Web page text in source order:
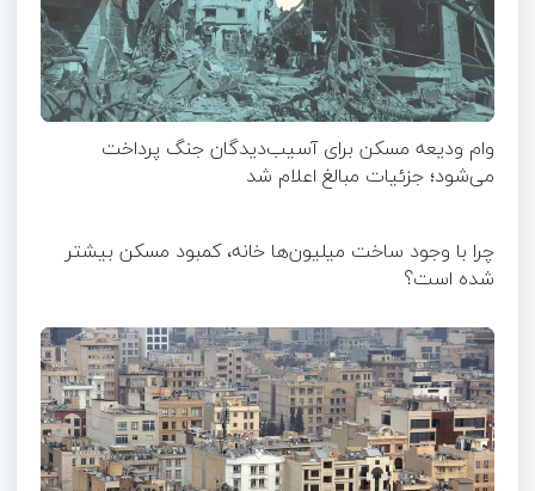
وام ودیعه مسکن برای آسیب‌دیدگان جنگ پرداخت
می‌شود؛ جزئیات مبالغ اعلام شد
چرا با وجود ساخت میلیون‌ها خانه، کمبود مسکن بیشتر
شده است؟